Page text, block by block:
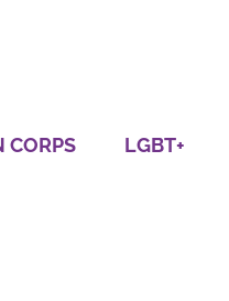
CORPS LGBT+